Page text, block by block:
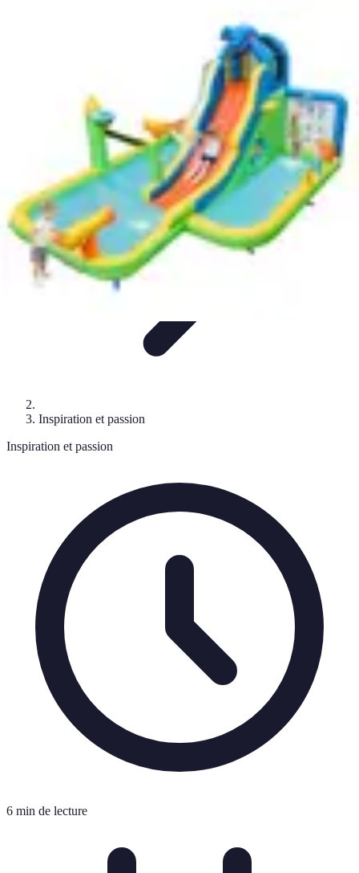
Passion & Engagement
Inspiration et passion
Inspiration et passion
6 min de lecture